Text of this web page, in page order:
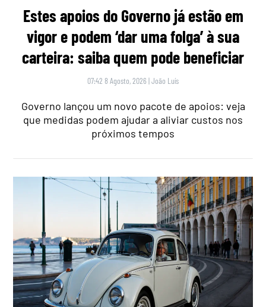
Estes apoios do Governo já estão em
vigor e podem ‘dar uma folga’ à sua
carteira: saiba quem pode beneficiar
07:42 8 Agosto, 2026 |João Luís
Governo lançou um novo pacote de apoios: veja
que medidas podem ajudar a aliviar custos nos
próximos tempos